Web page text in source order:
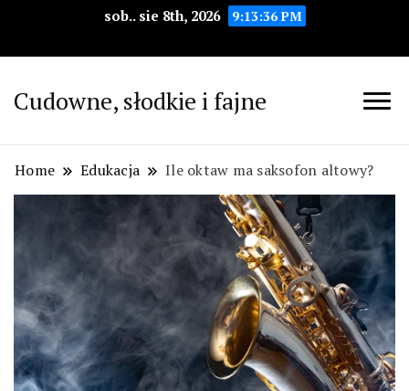
sob.. sie 8th, 2026 9:13:37 PM
Cudowne, słodkie i fajne
Home Edukacja Ile oktaw ma saksofon altowy?